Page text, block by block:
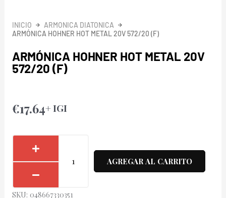
INICIO
ARMONICA DIATONICA
ARMÓNICA HOHNER HOT METAL 20V 572/20 (F)
ARMÓNICA HOHNER HOT METAL 20V
572/20 (F)
€17.64+ IGI
AGREGAR AL CARRITO
SKU: 048667330351